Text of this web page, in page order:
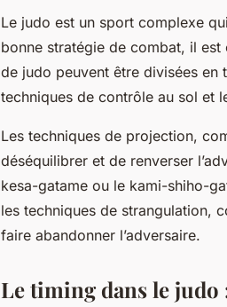
Le judo est un sport complexe
bonne stratégie de combat, il est
de judo peuvent être divisées
techniques de contrôle au sol et
Les techniques de projection,
déséquilibrer et de renverser
kesa-gatame ou le kami-shiho-
les techniques de strangulation,
faire abandonner l’adversaire.
Le timing dans le